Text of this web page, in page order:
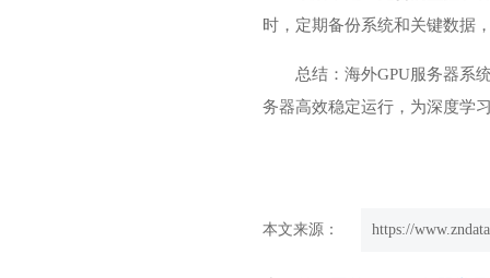
时，定期备份系统和关键数据
总结：海外GPU服务器系
务器高效稳定运行，为深度学
本文来源： https://